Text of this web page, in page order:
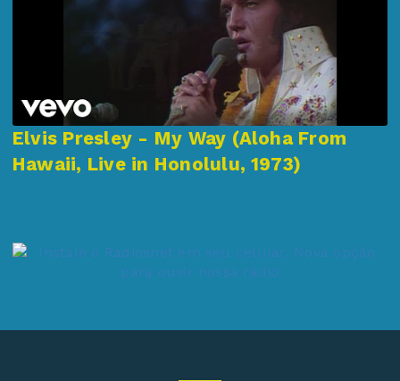
Elvis Presley - My Way (Aloha From
Hawaii, Live in Honolulu, 1973)